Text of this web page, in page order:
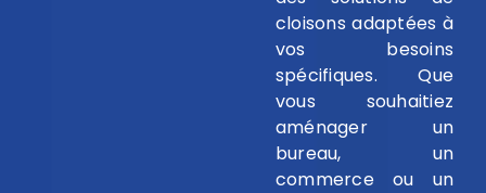
cloisons adaptées à
vos besoins
spécifiques. Que
vous souhaitiez
aménager un
bureau, un
commerce ou un